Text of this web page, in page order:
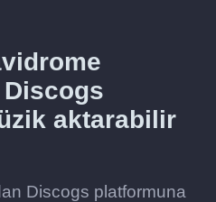
aktarabilir
Discogs platformuna